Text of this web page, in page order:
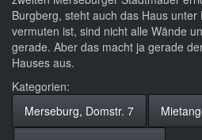
Burgberg, steht auch das Haus
vermuten ist, sind nicht alle Wände
gerade. Aber das macht ja gerade
Hauses aus.
Kategorien:
Merseburg, Domstr. 7